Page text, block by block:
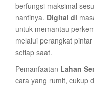
berfungsi maksimal
nantinya. Digital di
untuk memantau
melalui perangkat
setiap saat.
Pemanfaatan Lahan
cara yang rumit, cukup